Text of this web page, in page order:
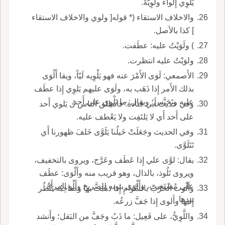
يُلوِي إِلْواءً ولَوِيَّةً.
والاخلاف الاستقاء (* قوله[ ولوي والاخلاف الاستقاء
] كذا بالأصل.
) ولَوَيْتُ عليه: عطَفت.
ولوَيْتُ عليه انتظرت.
الأَصمعي: لَوَى الأَمْرَ عنه فهو يَلْوِيه لَيّاً، ويقا أَلْوَى
بذلك الأَمر إِذا ذَهَب به، ولَوَى عليهم يَلوِي إِذا عطَف
عليه وتَحَبَّس؛ ويقال: ما تَلْوِي على أَحد.
وفي حديث أَبي قتادة: فانطلق الناس ل يَلوي أَحد
على أَحد أَي لا يَلتَفِت ولا يَعْطف عليه.
وفي الحديث وجَعَلَتْ خَيلُنا يَلَوَّى خَلفَ ظهورنا أَي
تَتَلَوَّى.
يقال: لوَّى علي إِذا عَطَف وعَرَّج، ويروى بالتخفيف،
ويروى تَلُوذ، بالذال، وهو قريب منه وأَلْوَى: عطَف
على مُسْتَغِيث، وأَلْوَى بثوبه للصَّريخِ وأَلْو المرأَةُ
بيدها.
وأَلْوت الحَرْبُ بالسَّوامِ إِذا ذهَبَت بها وصاحِبُه يَنْظُر
إِليها وأَلوى إِذا جَفَّ زرعُه.
واللَّوِيُّ، على فَعِيل: ما ذَبُ وجَفَّ من البَقل؛ وأَنشد